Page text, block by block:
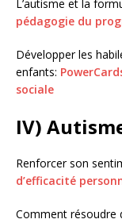
L’autisme et la
pédagogie du
Développer les
enfants:
sociale
IV)
Renforcer son
d’efficacité
Comment résoudre